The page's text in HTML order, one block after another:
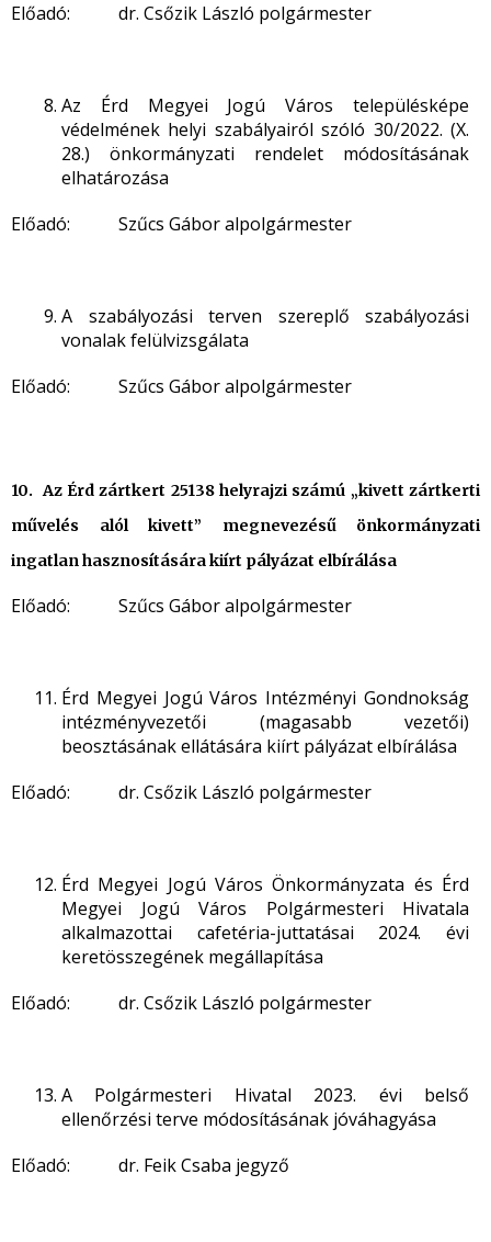
Előadó: dr. Csőzik László polgármester
Az Érd Megyei Jogú Város településképe
védelmének helyi szabályairól szóló 30/2022. (X.
28.) önkormányzati rendelet módosításának
elhatározása
Előadó: Szűcs Gábor alpolgármester
A szabályozási terven szereplő szabályozási
vonalak felülvizsgálata
Előadó: Szűcs Gábor alpolgármester
10. Az Érd zártkert 25138 helyrajzi számú „kivett zártkerti
művelés alól kivett” megnevezésű önkormányzati
ingatlan hasznosítására kiírt pályázat elbírálása
Előadó: Szűcs Gábor alpolgármester
Érd Megyei Jogú Város Intézményi Gondnokság
intézményvezetői (magasabb vezetői)
beosztásának ellátására kiírt pályázat elbírálása
Előadó: dr. Csőzik László polgármester
Érd Megyei Jogú Város Önkormányzata és Érd
Megyei Jogú Város Polgármesteri Hivatala
alkalmazottai cafetéria-juttatásai 2024. évi
keretösszegének megállapítása
Előadó: dr. Csőzik László polgármester
A Polgármesteri Hivatal 2023. évi belső
ellenőrzési terve módosításának jóváhagyása
Előadó: dr. Feik Csaba jegyző